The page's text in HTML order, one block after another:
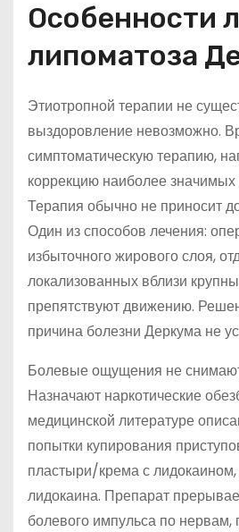
Особенности
липоматоза
Этиотропной терапии не
выздоровление невозможно.
симптоматическую терапию,
коррекцию наиболее
Терапия обычно не приносит
Один из способов лечения:
избыточного жирового слоя,
локализованных вблизи
препятствуют движению.
причина болезни Деркума не
Болевые ощущения не
Назначают наркотические
медицинской литературе
попытки купирования
пластыри/крема с
лидокаина. Препарат
болевого импульса по